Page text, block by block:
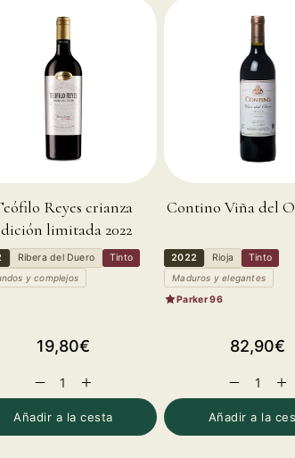
Reyes crianza
limitada 2022
Ribera del Duero Tinto
y complejos
Precio
19,80€
Reducir
cantidad
para
Aumentar
cantidad
para
Añadir a la cesta
Contino Viña del
2022 Rioja Tinto
Maduros y elegantes
Parker 96
Precio
82,90€
Reducir
cantidad
para
Añadir a la